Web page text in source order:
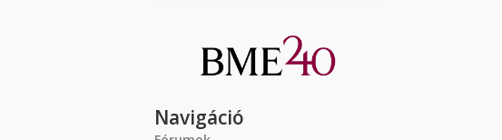
Navigáció